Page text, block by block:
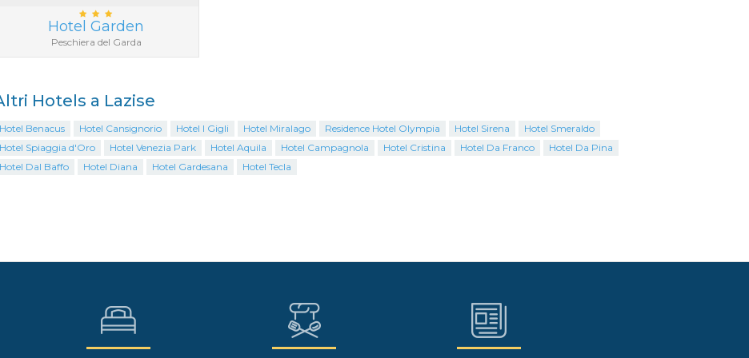
Hotel Garden
Peschiera del Garda
Hotels a Lazise
Hotel Benacus Hotel Cansignorio Hotel I Gigli Hotel Miralago Residence Hotel Olympia Hotel Sirena
Hotel Smeraldo
Hotel Spiaggia d'Oro
Hotel Venezia Park Hotel Aquila Hotel Campagnola Hotel Cristina Hotel Da Franco
Hotel Da Pina
Hotel Dal Baffo
Hotel Diana Hotel Gardesana Hotel Tecla